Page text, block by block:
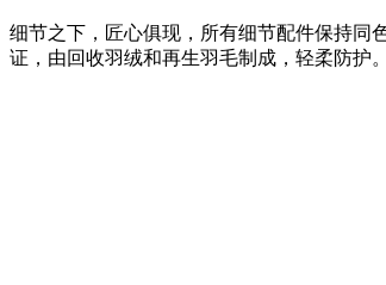
细节之下，匠心俱现，所有细节配件保持同
证，由回收羽绒和再生羽毛制成，轻柔防护。